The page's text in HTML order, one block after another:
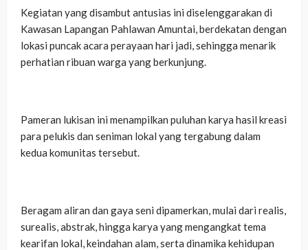
‎Kegiatan yang disambut antusias ini diselenggarakan di
Kawasan Lapangan Pahlawan Amuntai, berdekatan dengan
lokasi puncak acara perayaan hari jadi, sehingga menarik
perhatian ribuan warga yang berkunjung.
‎Pameran lukisan ini menampilkan puluhan karya hasil kreasi
para pelukis dan seniman lokal yang tergabung dalam
kedua komunitas tersebut.
‎Beragam aliran dan gaya seni dipamerkan, mulai dari realis,
surealis, abstrak, hingga karya yang mengangkat tema
kearifan lokal, keindahan alam, serta dinamika kehidupan